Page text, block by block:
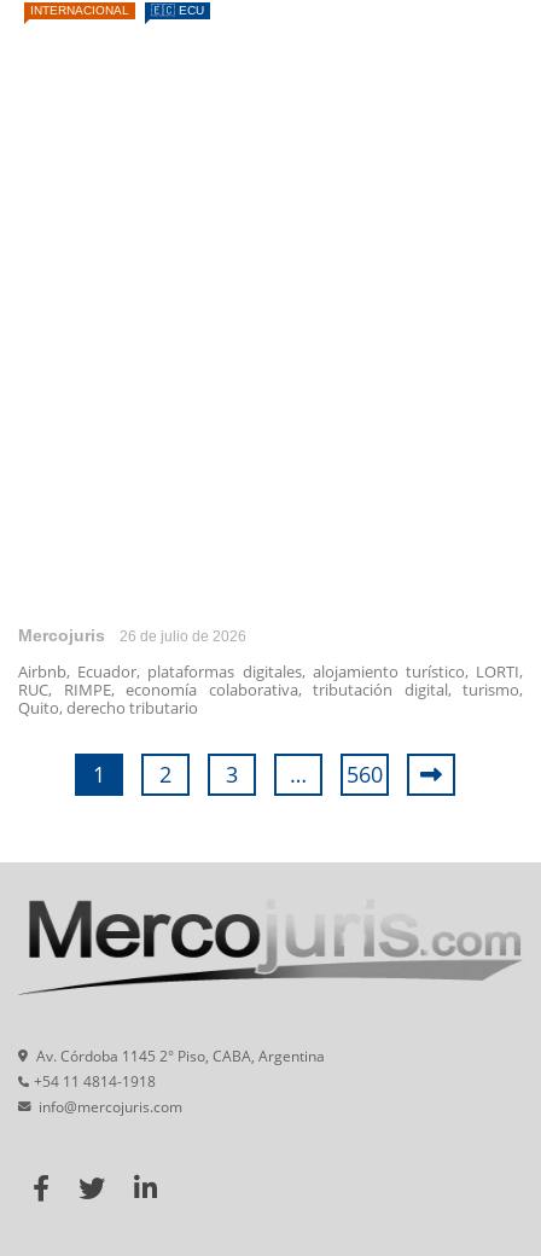
INTERNACIONAL 🇪🇨 ECU
Mercojuris 26 de julio de 2026
Airbnb, Ecuador, plataformas digitales, alojamiento turístico, LORTI,
RUC, RIMPE, economía colaborativa, tributación digital, turismo,
Quito, derecho tributario
1 2 3 … 560
Av. Córdoba 1145 2° Piso, CABA, Argentina
+54 11 4814-1918
info@mercojuris.com